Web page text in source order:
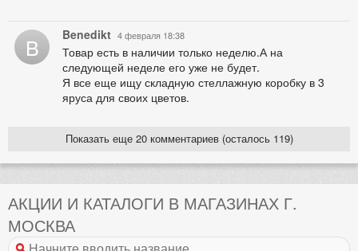
B Benedikt 4 февраля 18:38
Товар есть в наличии только неделю.А на
следующей неделе его уже не будет.
Я все еще ищу складную стеллажную коробку в 3
яруса для своих цветов.
Показать еще 20 комментариев (осталось 119)
АКЦИИ И КАТАЛОГИ В МАГАЗИНАХ Г.
МОСКВА